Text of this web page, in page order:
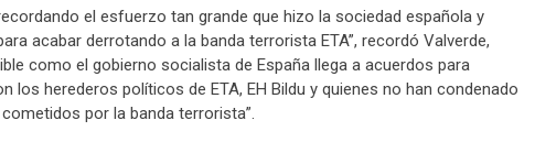
el esfuerzo tan grande que hizo la sociedad española y
acabar derrotando a la banda terrorista ETA”, recordó Valverde,
como el gobierno socialista de España llega a acuerdos para
los herederos políticos de ETA, EH Bildu y quienes no han condenado
por la banda terrorista”.